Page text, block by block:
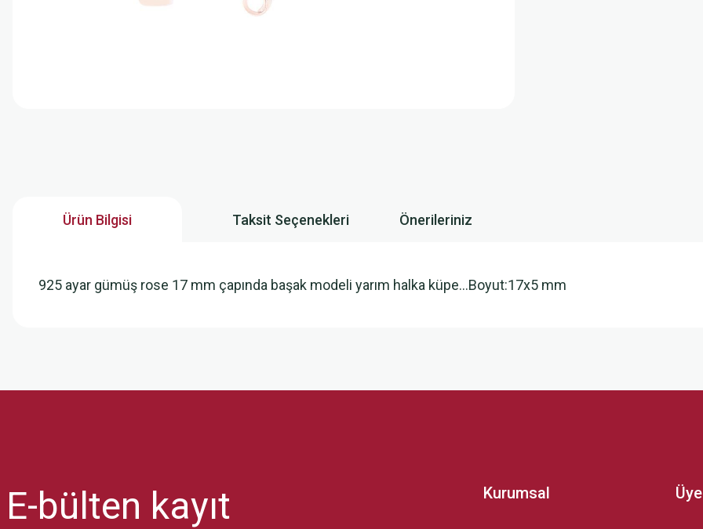
Ürün Bilgisi Taksit Seçenekleri Önerileriniz
925 ayar gümüş rose 17 mm çapında başak modeli yarım halka küpe…Boyut:17x5 mm
Bu ürüne benzer farklı alternatifler olmalı.
E-bülten kayıt Kurumsal